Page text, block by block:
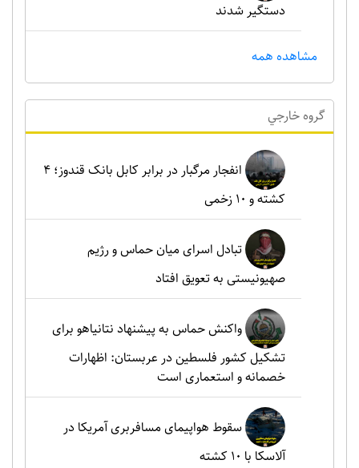
دستگیر شدند
مشاهده همه
گروه خارجي
انفجار مرگبار در برابر کابل بانک قندوز؛ ۴
کشته و ۱۰ زخمی
تبادل اسرای میان حماس و رژیم
صهیونیستی به تعویق افتاد
واکنش حماس به پیشنهاد نتانیاهو برای
تشکیل کشور فلسطین در عربستان: اظهارات
خصمانه و استعماری است
سقوط هواپیمای مسافربری آمریکا در
آلاسکا با ۱۰ کشته